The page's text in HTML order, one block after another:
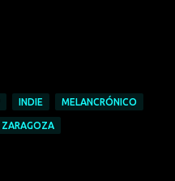
INDIE MELANCRÓNICO
ZARAGOZA